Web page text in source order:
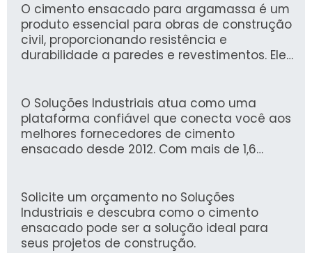
O cimento ensacado para argamassa é um
produto essencial para obras de construção
civil, proporcionando resistência e
durabilidade a paredes e revestimentos. Ele
qualidade nas construções.
O Soluções Industriais atua como uma
plataforma confiável que conecta você aos
melhores fornecedores de cimento
ensacado desde 2012. Com mais de 1,6
processo seguro e eficiente para suas
necessidades industriais.
Solicite um orçamento no Soluções
Industriais e descubra como o cimento
ensacado pode ser a solução ideal para
seus projetos de construção.